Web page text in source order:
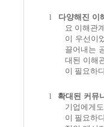
l 다양해진 이
요 이해관
이 우선이
끌어내는
대된 이해
이 필요하
l 확대된 커뮤
기업에게
이 필요하